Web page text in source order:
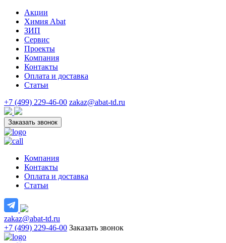
Акции
Химия Abat
ЗИП
Сервис
Проекты
Компания
Контакты
Оплата и доставка
Статьи
+7 (499) 229-46-00 zakaz@abat-td.ru
Заказать звонок
Компания
Контакты
Оплата и доставка
Статьи
zakaz@abat-td.ru
+7 (499) 229-46-00 Заказать звонок